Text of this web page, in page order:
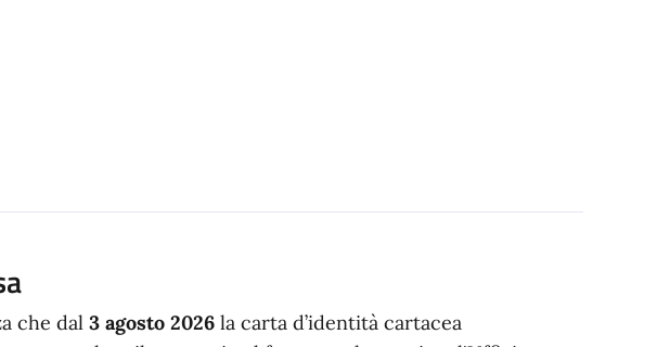
che dal 3 agosto 2026la carta d’identità cartacea